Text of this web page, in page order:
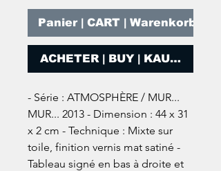
Panier | CART | Warenkorb
ACHETER | BUY | KAUFEN
- Série : ATMOSPHÈRE / MUR...
MUR... 2013 - Dimension : 44 x 31
x 2 cm - Technique : Mixte sur
toile, finition vernis mat satiné -
Tableau signé en bas à droite et